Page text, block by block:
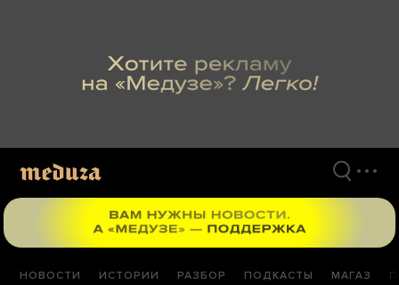
НОВОСТИ ИСТОРИИ РАЗБОР ПОДКАСТЫ МАГАЗ